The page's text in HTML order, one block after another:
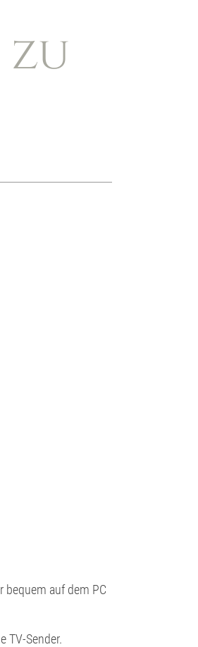
zu
bequem auf dem PC
TV-Sender.